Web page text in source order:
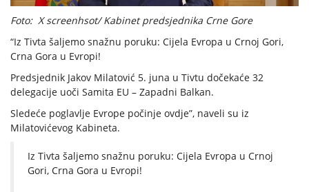
Foto: X screenhsot/ Kabinet predsjednika Crne Gore
“Iz Tivta šaljemo snažnu poruku: Cijela Evropa u Crnoj Gori,
Crna Gora u Evropi!
Predsjednik Jakov Milatović 5. juna u Tivtu dočekaće 32
delegacije uoči Samita EU – Zapadni Balkan.
Sledeće poglavlje Evrope počinje ovdje”, naveli su iz
Milatovićevog Kabineta.
Iz Tivta šaljemo snažnu poruku: Cijela Evropa u Crnoj
Gori, Crna Gora u Evropi!